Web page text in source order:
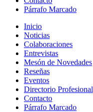
Párrafo Marcado
Inicio
Noticias
Colaboraciones
Entrevistas
Mesón de Novedades
Reseñas
Eventos
Directorio Profesional
Contacto
Párrafo Marcado